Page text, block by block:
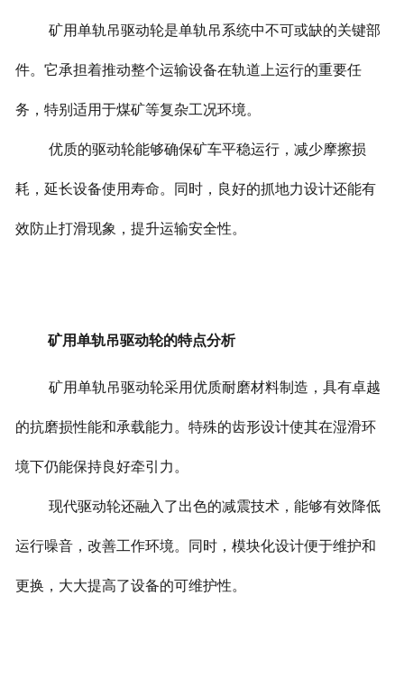
矿用单轨吊驱动轮是单轨吊系统中不可或缺的关键部
件。它承担着推动整个运输设备在轨道上运行的重要任
务，特别适用于煤矿等复杂工况环境。
优质的驱动轮能够确保矿车平稳运行，减少摩擦损
耗，延长设备使用寿命。同时，良好的抓地力设计还能有
效防止打滑现象，提升运输安全性。
矿用单轨吊驱动轮的特点分析
矿用单轨吊驱动轮采用优质耐磨材料制造，具有卓越
的抗磨损性能和承载能力。特殊的齿形设计使其在湿滑环
境下仍能保持良好牵引力。
现代驱动轮还融入了出色的减震技术，能够有效降低
运行噪音，改善工作环境。同时，模块化设计便于维护和
更换，大大提高了设备的可维护性。